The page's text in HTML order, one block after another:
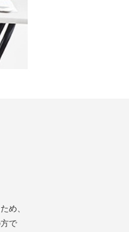
め、
で